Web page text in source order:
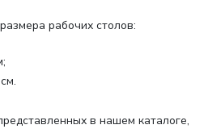
рабочих столов:
в нашем каталоге,